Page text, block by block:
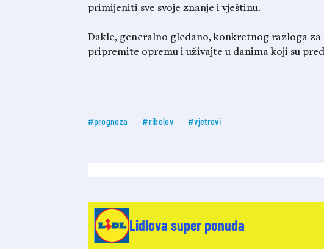
primijeniti sve svoje znanje i vještinu.
Dakle, generalno gledano, konkretnog razloga
pripremite opremu i uživajte u danima koji su
#prognoza #ribolov #vjetrovi
Lidlova super ponuda